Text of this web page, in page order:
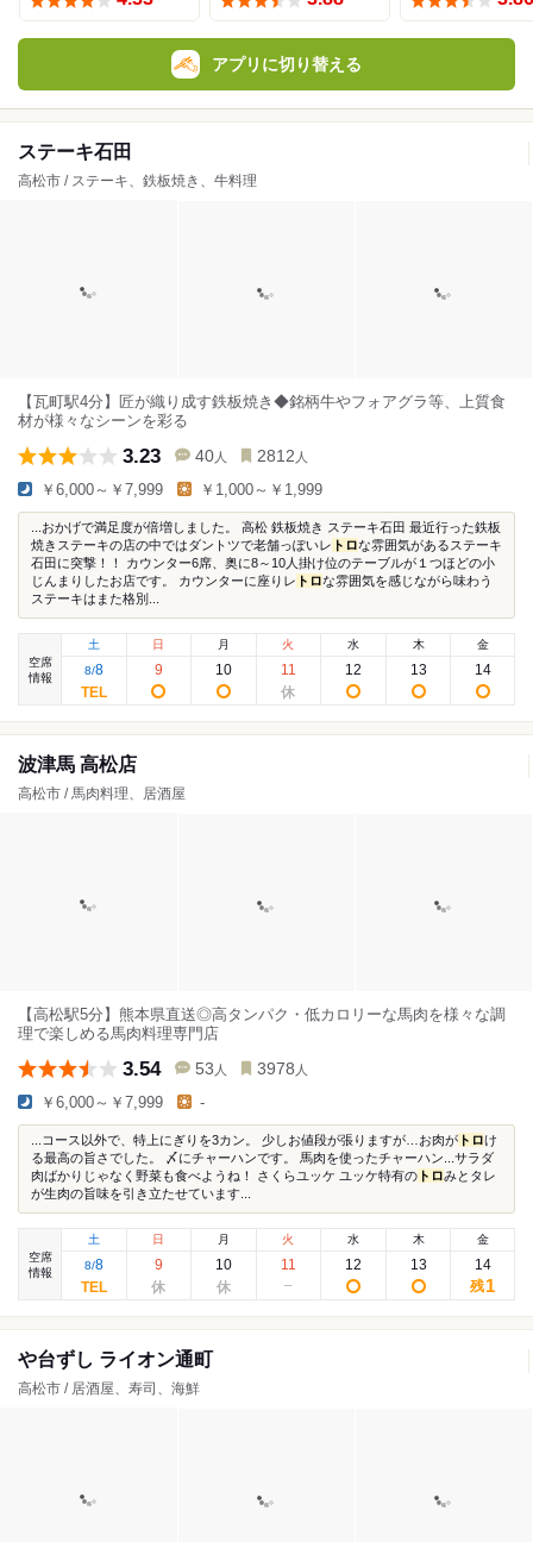
アプリに切り替える
ステーキ石田
高松市 / ステーキ、鉄板焼き、牛料理
【瓦町駅4分】匠が織り成す鉄板焼き◆銘柄牛やフォアグラ等、上質食
材が様々なシーンを彩る
3.23 40 人 2812 人
￥6,000～￥7,999 ￥1,000～￥1,999
...おかげで満足度が倍増しました。 高松 鉄板焼き ステーキ石田 最近行った鉄板
焼きステーキの店の中ではダントツで老舗っぽいレ トロな雰囲気があるステーキ
石田に突撃！！ カウンター6席、奥に8～10人掛け位のテーブルが１つほどの小
じんまりしたお店です。 カウンターに座りレ トロな雰囲気を感じながら味わう
ステーキはまた格別...
空席
情報
土
8/8
日
9
月
10
火
11
水
12
木
13
金
14
波津馬 高松店
高松市 / 馬肉料理、居酒屋
【高松駅5分】熊本県直送◎高タンパク・低カロリーな馬肉を様々な調
理で楽しめる馬肉料理専門店
3.54 53 人 3978 人
￥6,000～￥7,999 -
...コース以外で、特上にぎりを3カン。 少しお値段が張りますが…お肉が トロけ
る最高の旨さでした。 〆にチャーハンです。 馬肉を使ったチャーハン...サラダ
肉ばかりじゃなく野菜も食べようね！ さくらユッケ ユッケ特有の トロみとタレ
が生肉の旨味を引き立たせています...
空席
情報
土
8/8
日
9
月
10
火
11
水
12
木
13
金
14
残1
や台ずし ライオン通町
高松市 / 居酒屋、寿司、海鮮